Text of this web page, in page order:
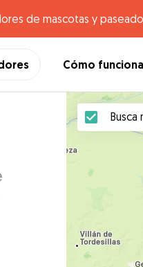
de mascotas y
Cómo funciona